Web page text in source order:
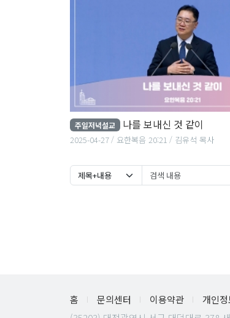
주일저녁설교 나를 보내신 것 같이
2025-04-27 요한복음 20:21 김유석 목사
홈 문의센터 이용약관 개인